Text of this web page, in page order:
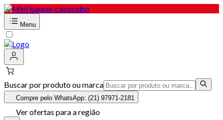
Menu
Buscar por produto ou marca
Compre pelo WhatsApp: (21) 97971-2181
Ver ofertas para a região